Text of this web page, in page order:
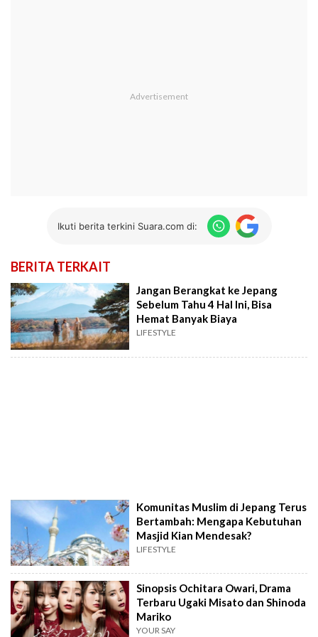
Ikuti berita terkini Suara.com di:
BERITA TERKAIT
Jangan Berangkat ke Jepang
Sebelum Tahu 4 Hal Ini, Bisa
Hemat Banyak Biaya
LIFESTYLE
Komunitas Muslim di Jepang Terus
Bertambah: Mengapa Kebutuhan
Masjid Kian Mendesak?
LIFESTYLE
Sinopsis Ochitara Owari, Drama
Terbaru Ugaki Misato dan Shinoda
Mariko
YOUR SAY